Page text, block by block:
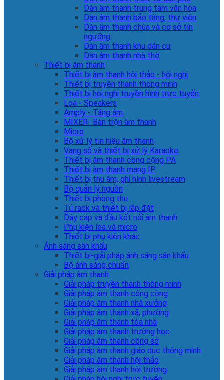
Dàn âm thanh trung tâm văn hóa
Dàn âm thanh bảo tàng, thư viện
Dàn âm thanh chùa và cơ sở tín
ngưỡng
Dàn âm thanh khu dân cư
Dàn âm thanh nhà thờ
Thiết bị âm thanh
Thiết bị âm thanh hội thảo - hội nghị
Thiết bị truyền thanh thông minh
Thiết bị hội nghị truyền hình trực tuyến
Loa - Speakers
Amply - Tăng âm
MIXER- Bàn trộn âm thanh
Micro
Bộ xử lý tín hiệu âm thanh
Vang số và thiết bị xử lý Karaoke
Thiết bị âm thanh công cộng PA
Thiết bị âm thanh mạng IP
Thiết bị thu âm, ghi hình livestream
Bộ quản lý nguồn
Thiết bị phòng thu
Tủ rack và thiết bị lắp đặt
Dây cáp và đầu kết nối âm thanh
Phụ kiện loa và micro
Thiết bị phụ kiện khác
Ánh sáng sân khấu
Thiết bị-giải pháp ánh sáng sân khấu
Bộ ánh sáng chuẩn
Giải pháp âm thanh
Giải pháp truyền thanh thông minh
Giải pháp âm thanh công cộng
Giải pháp âm thanh nhà xưởng
Giải pháp âm thanh xã, phường
Giải pháp âm thanh tòa nhà
Giải pháp âm thanh trường học
Giải pháp âm thanh công sở
Giải pháp âm thanh giáo dục thông minh
Giải pháp âm thanh hội thảo
Giải pháp âm thanh hội trường